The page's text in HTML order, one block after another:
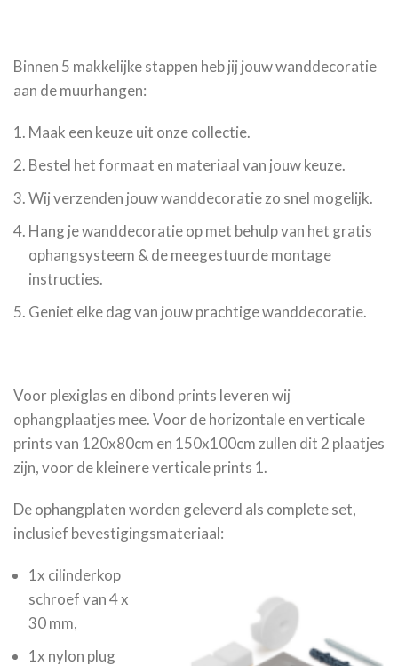
Binnen 5 makkelijke stappen heb jij jouw wanddecoratie
aan de muurhangen:
Maak een keuze uit onze collectie.
Bestel het formaat en materiaal van jouw keuze.
Wij verzenden jouw wanddecoratie zo snel mogelijk.
Hang je wanddecoratie op met behulp van het gratis
ophangsysteem & de meegestuurde montage
instructies.
Geniet elke dag van jouw prachtige wanddecoratie.
Voor plexiglas en dibond prints leveren wij
ophangplaatjes mee. Voor de horizontale en verticale
prints van 120x80cm en 150x100cm zullen dit 2 plaatjes
zijn, voor de kleinere verticale prints 1.
De ophangplaten worden geleverd als complete set,
inclusief bevestigingsmateriaal:
1x cilinderkop
schroef van 4 x
30 mm,
1x nylon plug